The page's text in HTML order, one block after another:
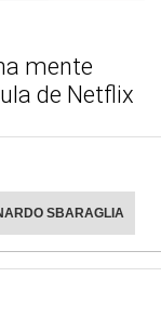
mente
de Netflix
SBARAGLIA